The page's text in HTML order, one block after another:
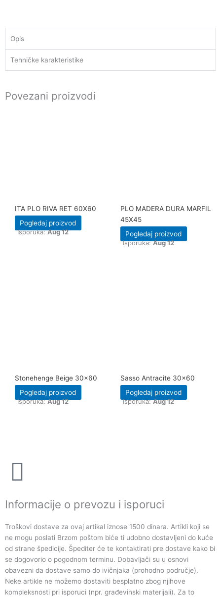
Opis
Tehničke karakteristike
Povezani proizvodi
ITA PLO RIVA RET 60X60
Pogledaj proizvod
Isporuka:Aug 12
PLO MADERA DURA MARFIL
45X45
Pogledaj proizvod
Isporuka:Aug 12
Stonehenge Beige 30×60
Pogledaj proizvod
Isporuka:Aug 12
Sasso Antracite 30×60
Pogledaj proizvod
Isporuka:Aug 12
Informacije o prevozu i isporuci
Troškovi dostave za ovaj artikal iznose 1500 dinara. Artikli koji se
ne mogu poslati Brzom poštom biće ti udobno dostavljeni do kuće
od strane špedicije. Špediter će te kontaktirati pre dostave kako bi
se dogovorio o pogodnom terminu. Dobavljači su u osnovi
obavezni da dostave samo do ivičnjaka (prohodno područje).
Neke artikle ne možemo dostaviti besplatno zbog njihove
kompleksnosti pri isporuci (npr. građevinski materijali). Za to